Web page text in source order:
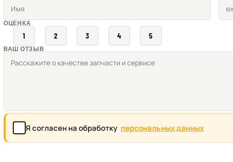
ОЦЕНКА
1 2 3 4 5
ВАШ ОТЗЫВ
Я согласен на обработку персональных данных